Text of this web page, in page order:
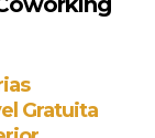
Gratuita